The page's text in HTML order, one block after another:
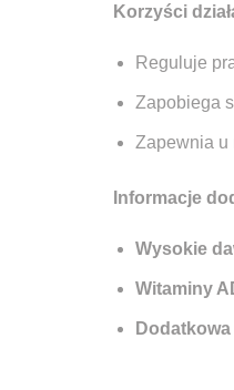
Korzyści
Reguluje
Zapobiega
Zapewnia u
Informacje
Wysokie
Witaminy